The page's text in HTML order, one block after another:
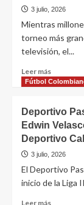
3 julio, 2026
Mientras
torneo más
televisión, el...
Leer más
Fútbol
Deportivo
Edwin
Deportivo
3 julio, 2026
El Deportivo
inicio de la Liga
Leer más